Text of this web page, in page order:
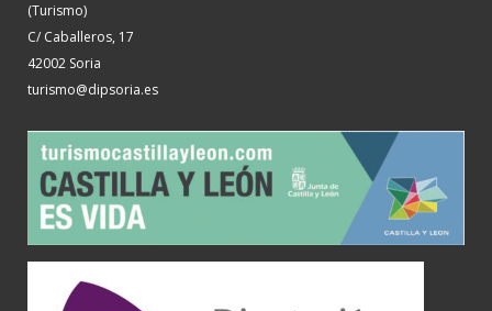
(Turismo)
C/ Caballeros, 17
42002 Soria
turismo@dipsoria.es